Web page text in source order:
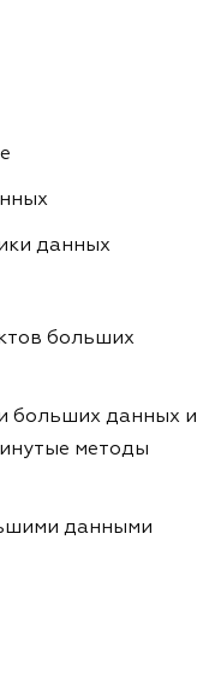
данных
больших
больших данных и
методы
данными